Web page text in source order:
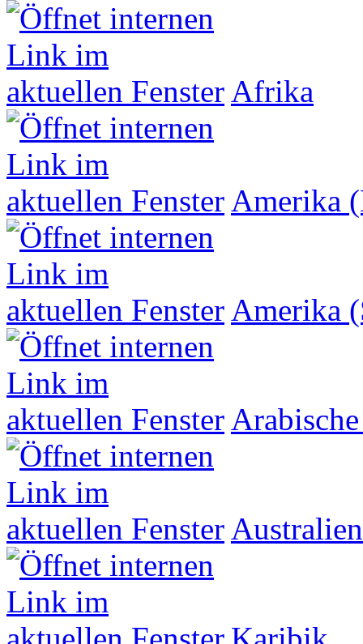
Afrika
Amerika
Amerika
Australien